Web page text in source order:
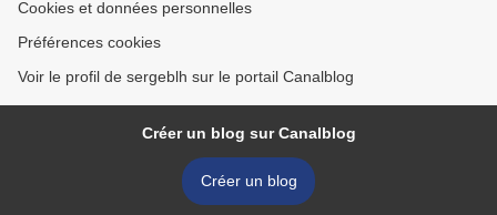
Cookies et données personnelles
Préférences cookies
Voir le profil de sergeblh sur le portail Canalblog
Créer un blog sur Canalblog
Créer un blog